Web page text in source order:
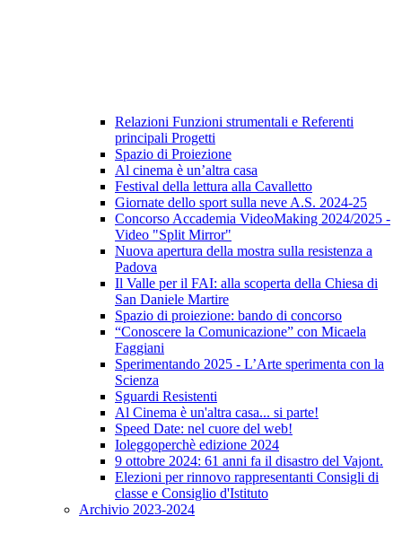
Relazioni Funzioni strumentali e Referenti
principali Progetti
Spazio di Proiezione
Al cinema è un’altra casa
Festival della lettura alla Cavalletto
Giornate dello sport sulla neve A.S. 2024-25
Concorso Accademia VideoMaking 2024/2025 -
Video "Split Mirror"
Nuova apertura della mostra sulla resistenza a
Padova
Il Valle per il FAI: alla scoperta della Chiesa di
San Daniele Martire
Spazio di proiezione: bando di concorso
“Conoscere la Comunicazione” con Micaela
Faggiani
Sperimentando 2025 - L’Arte sperimenta con la
Scienza
Sguardi Resistenti
Al Cinema è un'altra casa... si parte!
Speed Date: nel cuore del web!
Ioleggoperchè edizione 2024
9 ottobre 2024: 61 anni fa il disastro del Vajont.
Elezioni per rinnovo rappresentanti Consigli di
classe e Consiglio d'Istituto
Archivio 2023-2024